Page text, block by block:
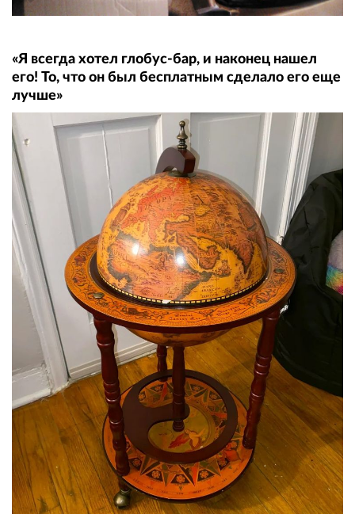
«Я всегда хотел глобус-бар, и наконец нашел
его! То, что он был бесплатным сделало его еще
лучше»